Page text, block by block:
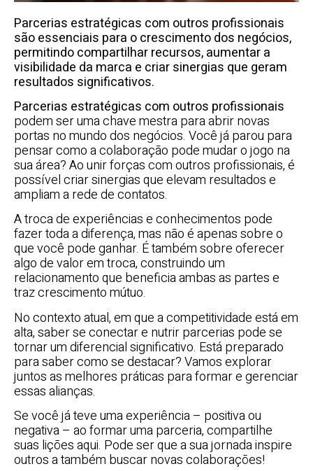
Parcerias estratégicas com outros profissionais
são essenciais para o crescimento dos negócios,
permitindo compartilhar recursos, aumentar a
visibilidade da marca e criar sinergias que geram
resultados significativos.
Parcerias estratégicas com outros profissionais
podem ser uma chave mestra para abrir novas
portas no mundo dos negócios. Você já parou para
pensar como a colaboração pode mudar o jogo na
sua área? Ao unir forças com outros profissionais, é
possível criar sinergias que elevam resultados e
ampliam a rede de contatos.
A troca de experiências e conhecimentos pode
fazer toda a diferença, mas não é apenas sobre o
que você pode ganhar. É também sobre oferecer
algo de valor em troca, construindo um
relacionamento que beneficia ambas as partes e
traz crescimento mútuo.
No contexto atual, em que a competitividade está em
alta, saber se conectar e nutrir parcerias pode se
tornar um diferencial significativo. Está preparado
para saber como se destacar? Vamos explorar
juntos as melhores práticas para formar e gerenciar
essas alianças.
Se você já teve uma experiência – positiva ou
negativa – ao formar uma parceria, compartilhe
suas lições aqui. Pode ser que a sua jornada inspire
outros a também buscar novas colaborações!